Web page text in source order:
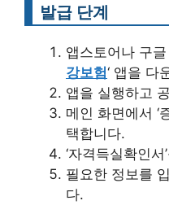
발급 단계
앱스토어나 구
강보험‘ 앱을 다
앱을 실행하고
메인 화면에서 ‘
택합니다.
‘자격득실확인
필요한 정보를
다.